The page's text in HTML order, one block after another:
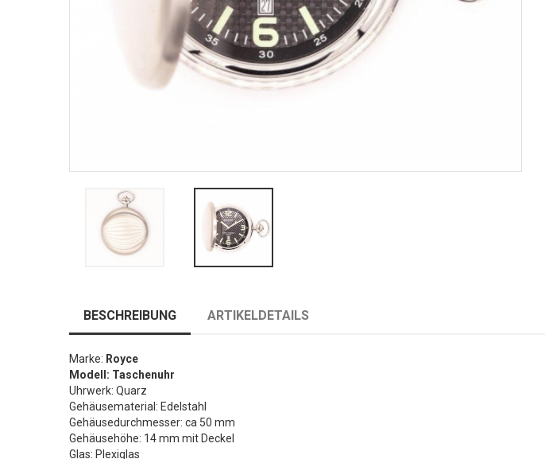
BESCHREIBUNG ARTIKELDETAILS
Marke: Royce
Modell: Taschenuhr
Uhrwerk: Quarz
Gehäusematerial: Edelstahl
Gehäusedurchmesser: ca 50 mm
Gehäusehöhe: 14 mm mit Deckel
Glas: Plexiglas